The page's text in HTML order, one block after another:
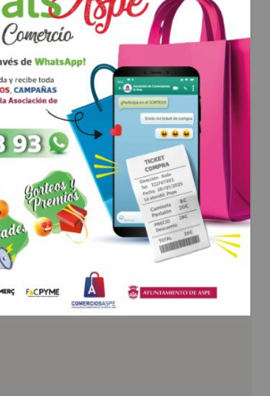
http://restaurantepolideportivoasp
e.com